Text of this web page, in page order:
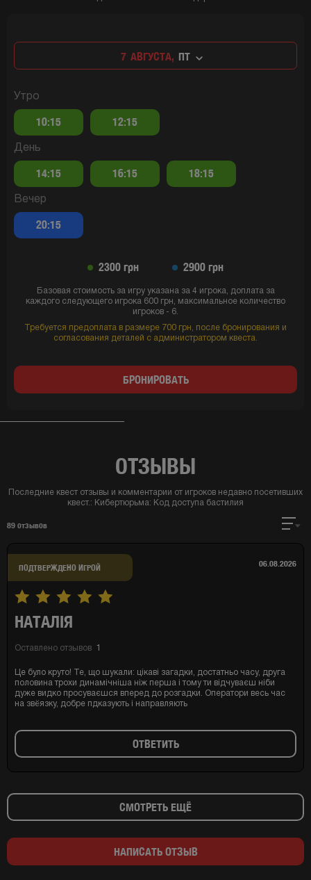
7 АВГУСТА, ПТ
Утро
10:15 12:15
День
14:15 16:15 18:15
Вечер
20:15
2300 грн 2900 грн
Базовая стоимость за игру указана за 4 игрока, доплата за
каждого следующего игрока 600 грн, максимальное количество
игроков - 6.
Требуется предоплата в размере 700 грн, после бронирования и
согласования деталей с администратором квеста.
БРОНИРОВАТЬ
ОТЗЫВЫ
Последние квест отзывы и комментарии от игроков недавно посетивших
квест.: Кибертюрьма: Код доступа бастилия
89 отзывов
НАТАЛІЯ
Оставлено отзывов 1
06.08.2026
Це було круто! Те, що шукали: цікаві загадки, достатньо часу, друга
половина трохи динамічніша ніж перша і тому ти відчуваєш ніби
дуже видко просуваєшся вперед до розгадки. Оператори весь час
на звёязку, добре пдказують і направляють
ПОДТВЕРЖДЕНО ИГРОЙ
ОТВЕТИТЬ
СМОТРЕТЬ ЕЩЁ
НАПИСАТЬ ОТЗЫВ